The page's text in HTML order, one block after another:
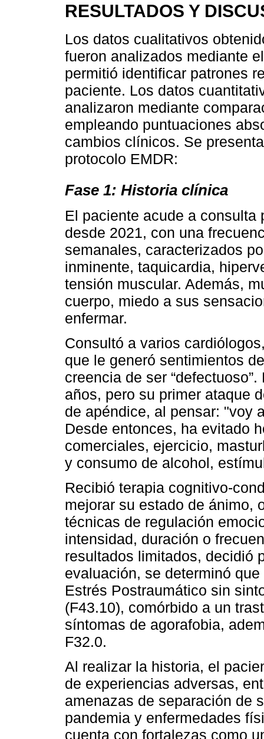
RESULTADOS Y
Los datos cualitativos
fueron analizados mediante
permitió identificar patrones
paciente. Los datos
analizaron mediante
empleando puntuaciones
cambios clínicos. Se
protocolo EMDR:
Fase 1: Historia clínica
El paciente acude a consulta
desde 2021, con una
semanales, caracterizados
inminente, taquicardia,
tensión muscular. Además,
cuerpo, miedo a sus
enfermar.
Consultó a varios
que le generó sentimientos
creencia de ser
años, pero su primer ataque
de apéndice, al pensar: "voy
Desde entonces, ha evitado
comerciales, ejercicio,
y consumo de alcohol,
Recibió terapia cognitivo-
mejorar su estado de ánimo,
técnicas de regulación
intensidad, duración o
resultados limitados, decidió
evaluación, se determinó
Estrés Postraumático sin
(F43.10), comórbido a un
síntomas de agorafobia,
F32.0.
Al realizar la historia, el
de experiencias adversas,
amenazas de separación de
pandemia y enfermedades
cuenta con fortalezas como